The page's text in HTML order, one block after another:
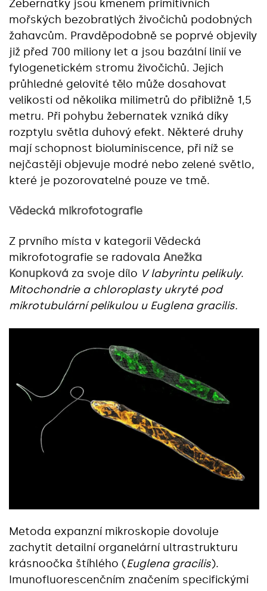
Žebernatky jsou kmenem primitivních
mořských bezobratlých živočichů podobných
žahavcům. Pravděpodobně se poprvé objevily
již před 700 miliony let a jsou bazální linií ve
fylogenetickém stromu živočichů. Jejich
průhledné gelovité tělo může dosahovat
velikosti od několika milimetrů do přibližně 1,5
metru. Při pohybu žebernatek vzniká díky
rozptylu světla duhový efekt. Některé druhy
mají schopnost bioluminiscence, při níž se
nejčastěji objevuje modré nebo zelené světlo,
které je pozorovatelné pouze ve tmě.
Vědecká mikrofotografie
Z prvního místa v kategorii Vědecká
mikrofotografie se radovala Anežka
Konupková za svoje dílo V labyrintu pelikuly.
Mitochondrie a chloroplasty ukryté pod
mikrotubulární pelikulou u Euglena gracilis.
Metoda expanzní mikroskopie dovoluje
zachytit detailní organelární ultrastrukturu
krásnoočka štíhlého (Euglena gracilis).
Imunofluorescenčním značením specifickými